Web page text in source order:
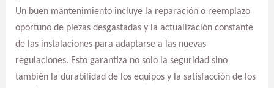
Un buen mantenimiento incluye la reparación o reemplazo
oportuno de piezas desgastadas y la actualización constante
de las instalaciones para adaptarse a las nuevas
regulaciones. Esto garantiza no solo la seguridad sino
también la durabilidad de los equipos y la satisfacción de los